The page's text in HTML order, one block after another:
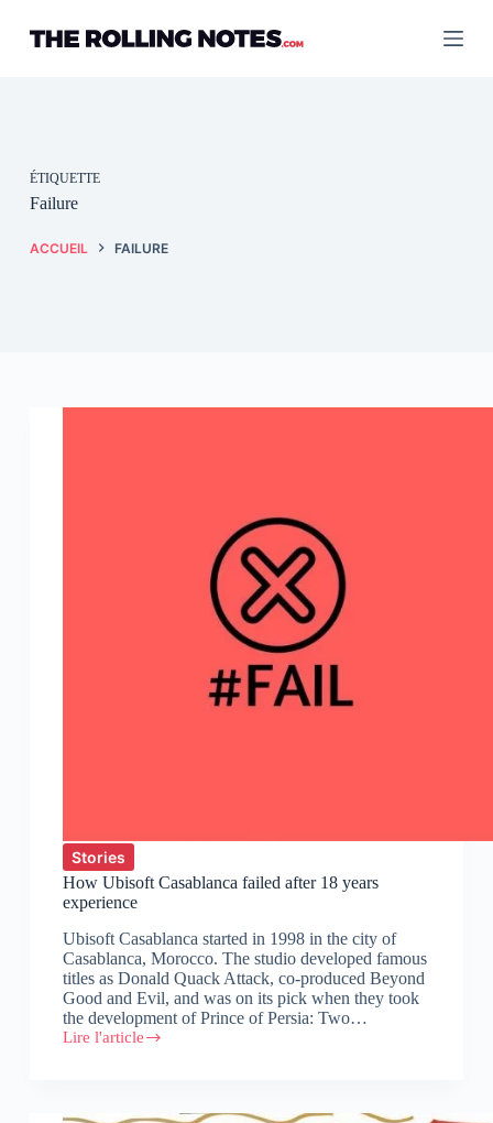
contenu
ÉTIQUETTE
Failure
ACCUEIL FAILURE
Stories
How Ubisoft Casablanca failed after 18 years
experience
Ubisoft Casablanca started in 1998 in the city of
Casablanca, Morocco. The studio developed famous
titles as Donald Quack Attack, co-produced Beyond
Good and Evil, and was on its pick when they took
the development of Prince of Persia: Two…
Lire l'article
How